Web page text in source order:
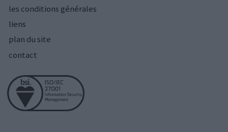
les conditions générales
liens
plan du site
contact